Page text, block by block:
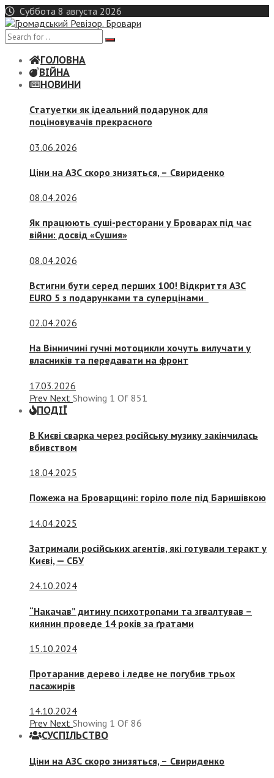
Skip
to
content
Суббота 8 августа 2026
ГОЛОВНА
ВІЙНА
НОВИНИ
Статуетки як ідеальний подарунок для
поціновувачів прекрасного
03.06.2026
Ціни на АЗС скоро знизяться, – Свириденко
08.04.2026
Як працюють суші-ресторани у Броварах під час
війни: досвід «Сушия»
08.04.2026
Встигни бути серед перших 100! Відкриття АЗС
EURO 5 з подарунками та суперцінами
02.04.2026
На Вінничині гучні мотоцикли хочуть вилучати у
власників та передавати на фронт
17.03.2026
Prev Next Showing 1 Of 851
ПОДІЇ
В Києві сварка через російську музику закінчилась
вбивством
18.04.2025
Пожежа на Броварщині: горіло поле під Баришівкою
14.04.2025
Затримали російських агентів, які готували теракт у
Києві, — СБУ
24.10.2024
“Накачав” дитину психотропами та згвалтував –
киянин проведе 14 років за ґратами
15.10.2024
Протаранив дерево і ледве не погубив трьох
пасажирів
14.10.2024
Prev Next Showing 1 Of 86
СУСПIЛЬСТВО
Ціни на АЗС скоро знизяться, – Свириденко